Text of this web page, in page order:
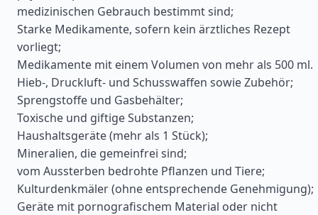
medizinischen Gebrauch bestimmt sind;
Starke Medikamente, sofern kein ärztliches Rezept
vorliegt;
Medikamente mit einem Volumen von mehr als 500 ml.
Hieb-, Druckluft- und Schusswaffen sowie Zubehör;
Sprengstoffe und Gasbehälter;
Toxische und giftige Substanzen;
Haushaltsgeräte (mehr als 1 Stück);
Mineralien, die gemeinfrei sind;
vom Aussterben bedrohte Pflanzen und Tiere;
Kulturdenkmäler (ohne entsprechende Genehmigung);
Geräte mit pornografischem Material oder nicht